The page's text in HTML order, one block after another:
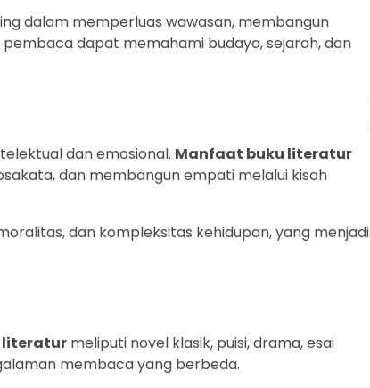
dalam memperluas wawasan, membangun
dapat memahami budaya, sejarah, dan
dan emosional. Manfaat buku literatur
dan membangun empati melalui kisah
dan kompleksitas kehidupan, yang menjadi
literatur meliputi novel klasik, puisi, drama, esai
membaca yang berbeda.